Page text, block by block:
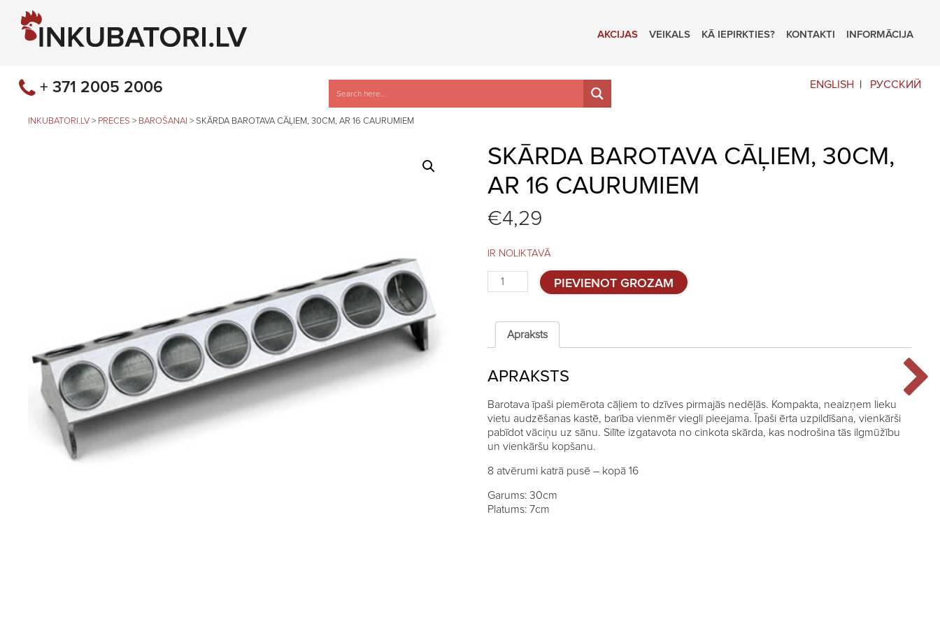
AKCIJAS VEIKALS KĀ IEPIRKTIES? KONTAKTI INFORMĀCIJA
ENGLISH РУССКИЙ
+ 371 2005 2006
INKUBATORI.LV > PRECES > BAROŠANAI > SKĀRDA BAROTAVA CĀĻIEM, 30CM, AR 16 CAURUMIEM
SKĀRDA BAROTAVA CĀĻIEM, 30CM,
AR 16 CAURUMIEM
€4,29
IR NOLIKTAVĀ
Skārda
barotava
30cm,
16
quantity
PIEVIENOT GROZAM
Apraksts
APRAKSTS
Barotava īpaši piemērota cāļiem to dzīves pirmajās nedēļās. Kompakta, neaizņem lieku
vietu audzēšanas kastē, barība vienmēr viegli pieejama. Īpaši ērta uzpildīšana, vienkārši
pabīdot vāciņu uz sānu. Silīte izgatavota no cinkota skārda, kas nodrošina tās ilgmūžību
un vienkāršu kopšanu.
8 atvērumi katrā pusē – kopā 16
Garums: 30cm
Platums: 7cm